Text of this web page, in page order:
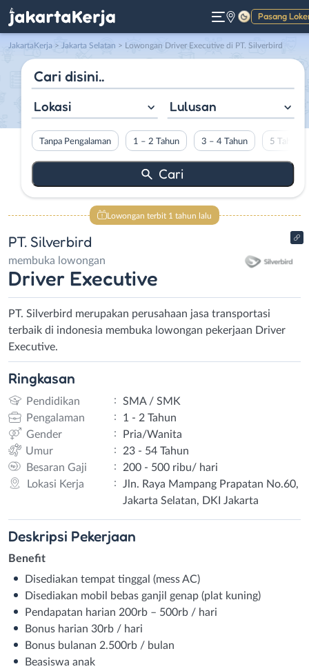
Pasang
Gelap
JakartaKerja > Jakarta Selatan > Lowongan Driver Executive di PT. Silverbird
Lokasi Lulusan
Tanpa Pengalaman 1 – 2 Tahun 3 – 4 Tahun 5 Tahun
Lowongan terbit 1 tahun lalu
PT. Silverbird
membuka lowongan
Driver Executive
PT. Silverbird merupakan perusahaan jasa transportasi
terbaik di indonesia membuka lowongan pekerjaan Driver
Executive.
Ringkasan
Pendidikan :
SMA / SMK
Pengalaman
:
1 - 2 Tahun
Gender
:
Pria/Wanita
Umur
:
23 - 54 Tahun
Besaran Gaji
:
200 - 500 ribu/ hari
Lokasi Kerja
:
Jln. Raya Mampang Prapatan No.60,
Jakarta Selatan, DKI Jakarta
Deskripsi Pekerjaan
Benefit
Disediakan tempat tinggal (mess AC)
Disediakan mobil bebas ganjil genap (plat kuning)
Pendapatan harian 200rb – 500rb / hari
Bonus harian 30rb / hari
Bonus bulanan 2.500rb / bulan
Beasiswa anak